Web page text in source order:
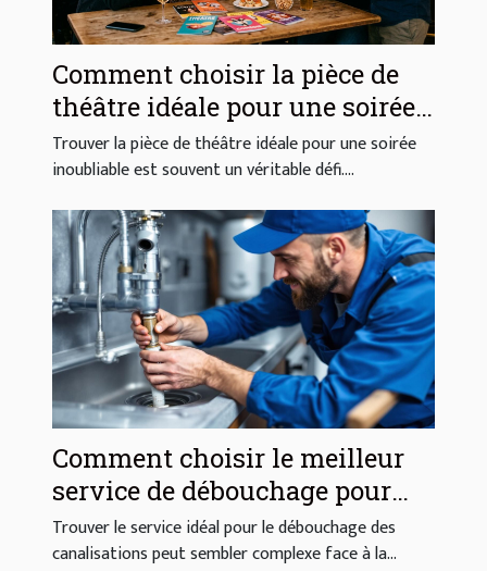
Comment choisir la pièce de
théâtre idéale pour une soirée
réussie ?
Trouver la pièce de théâtre idéale pour une soirée
inoubliable est souvent un véritable défi....
Comment choisir le meilleur
service de débouchage pour
vos canalisations ?
Trouver le service idéal pour le débouchage des
canalisations peut sembler complexe face à la...